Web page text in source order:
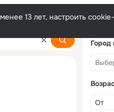
13 лет, настроить
Город